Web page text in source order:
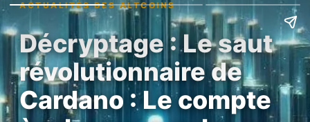
ACTUALITÉS DES ALTCOINS
Décryptage : Le saut
révolutionnaire de
Cardano : Le compte